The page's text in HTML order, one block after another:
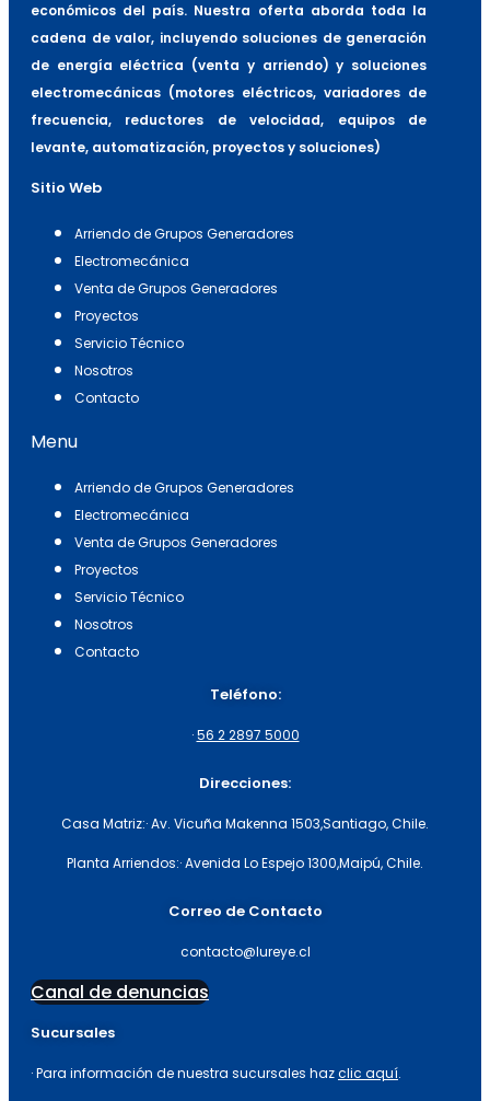
económicos del país. Nuestra oferta aborda toda la
cadena de valor, incluyendo soluciones de generación
de energía eléctrica (venta y arriendo) y soluciones
electromecánicas (motores eléctricos, variadores de
frecuencia, reductores de velocidad, equipos de
levante, automatización, proyectos y soluciones)
Sitio Web
Arriendo de Grupos Generadores
Electromecánica
Venta de Grupos Generadores
Proyectos
Servicio Técnico
Nosotros
Contacto
Menu
Arriendo de Grupos Generadores
Electromecánica
Venta de Grupos Generadores
Proyectos
Servicio Técnico
Nosotros
Contacto
Teléfono:
·56 2 2897 5000
Direcciones:
Casa Matriz:· Av. Vicuña Makenna 1503,Santiago, Chile.
Planta Arriendos:· Avenida Lo Espejo 1300,Maipú, Chile.
Correo de Contacto
contacto@lureye.cl
Canal de denuncias
Sucursales
· Para información de nuestra sucursales hazclic aquí.